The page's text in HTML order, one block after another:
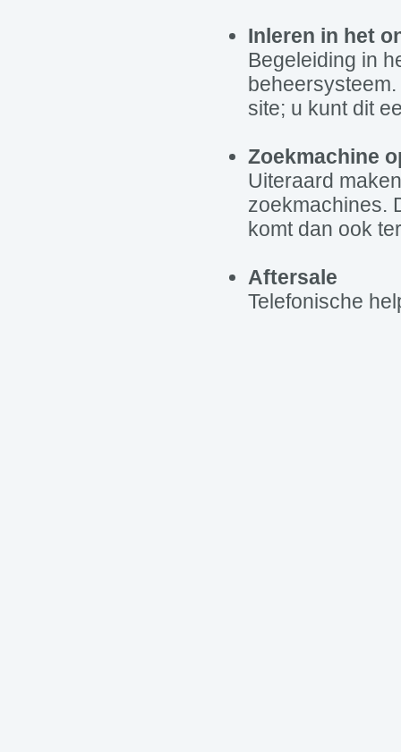
Inleren in het
Begeleiding in
site; u kunt dit
Zoekmachine
Uiteraard
zoekmachines.
komt dan ook
Aftersale
Telefonische